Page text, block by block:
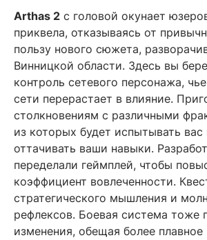
Arthas 2 с головой окунает
приквела, отказываясь от
пользу нового сюжета,
Винницкой области. Здесь вы
контроль сетевого персонажа,
сети перерастает в влияние.
столкновениям с различными
из которых будет испытывать вас
оттачивать ваши навыки.
переделали геймплей, чтобы
коэффициент вовлеченности.
стратегического мышления и
рефлексов. Боевая система тоже
изменения, обещая более плавное